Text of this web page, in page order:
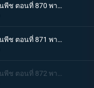
One piece วันพีช ตอนที่ 870 พากย์ไทย หมัดความเร็วสุดยอด! เกียร์ 4 ใหม่เริ่มทำงาน
One piece วันพีช ตอนที่ 871 พากย์ไทย ศึกบทสรุป! การต่อสู้แห่งศักดิ์ศรีกับคาตาคุริ!